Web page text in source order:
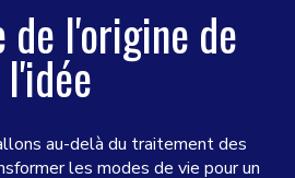
de l'origine de
l'idée
au-delà du traitement des
les modes de vie pour un